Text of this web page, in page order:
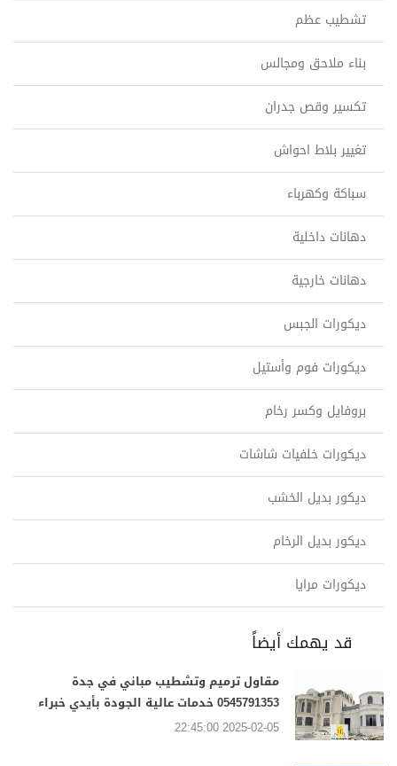
تشطيب عظم
بناء ملاحق ومجالس
تكسير وقص جدران
تغيير بلاط احواش
سباكة وكهرباء
دهانات داخلية
دهانات خارجية
ديكورات الجبس
ديكورات فوم وأستيل
بروفايل وكسر رخام
ديكورات خلفيات شاشات
ديكور بديل الخشب
ديكور بديل الرخام
ديكورات مرايا
قد يهمك أيضاً
مقاول ترميم وتشطيب مباني في جدة
0545791353 خدمات عالية الجودة بأيدي خبراء
2025-02-05 22:45:00